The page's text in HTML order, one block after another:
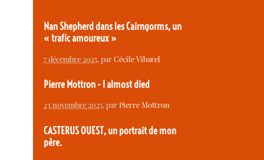
Nan Shepherd dans les Cairngorms, un
« trafic amoureux »
7 décembre 2025, parCécile Vibarel
Pierre Mottron - I almost died
23 novembre 2025, parPierre Mottron
CASTERUS OUEST, un portrait de mon
père.